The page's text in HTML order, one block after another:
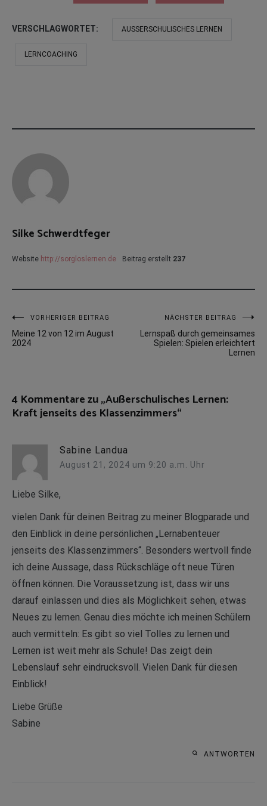
VERSCHLAGWORTET: AUSSERSCHULISCHES LERNEN
LERNCOACHING
Silke Schwerdtfeger
Website http://sorgloslernen.de Beitrag erstellt 237
Beitragsnavigation
VORHERIGER BEITRAG
Meine 12 von 12 im August
2024
NÄCHSTER BEITRAG
Lernspaß durch gemeinsames
Spielen: Spielen erleichtert
Lernen
4 Kommentare zu „Außerschulisches Lernen:
Kraft jenseits des Klassenzimmers“
Sabine Landua
August 21, 2024 um 9:20 a.m. Uhr
Liebe Silke,
vielen Dank für deinen Beitrag zu meiner Blogparade und
den Einblick in deine persönlichen „Lernabenteuer
jenseits des Klassenzimmers“. Besonders wertvoll finde
ich deine Aussage, dass Rückschläge oft neue Türen
öffnen können. Die Voraussetzung ist, dass wir uns
darauf einlassen und dies als Möglichkeit sehen, etwas
Neues zu lernen. Genau dies möchte ich meinen Schülern
auch vermitteln: Es gibt so viel Tolles zu lernen und
Lernen ist weit mehr als Schule! Das zeigt dein
Lebenslauf sehr eindrucksvoll. Vielen Dank für diesen
Einblick!
Liebe Grüße
Sabine
ANTWORTEN